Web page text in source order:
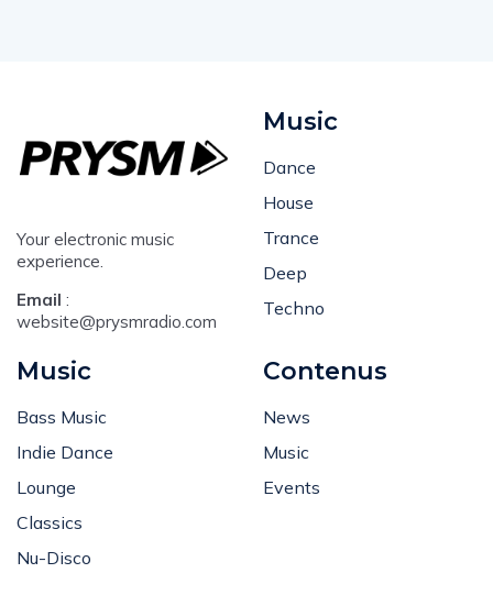
Your electronic music
experience.
Email :
website@prysmradio.com
Music
Dance
House
Trance
Deep
Techno
Music
Bass Music
Indie Dance
Lounge
Classics
Nu-Disco
Contenus
News
Music
Events